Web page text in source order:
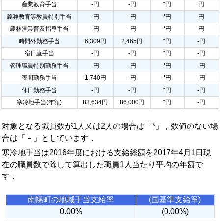
産業教育手当
-円 -円 *円
円
義務教育等教員特別手当
-円 -円 *円
円
農林漁業普及指導手当
-円 -円 *円
円
時間外勤務手当
6,309円 2,465円 *円
-円
宿日直手当
-円 -円 *円
-円
管理職員特別勤務手当
-円 -円 *円
-円
夜間勤務手当
1,740円 -円 *円
-円
休日勤務手当
-円 -円 *円
-円
寒冷地手当(年額)
83,634円 86,000円 *円 -円
対象となる職員数が1人又は2人の場合は「*」，数値のない場
合は「－」としています．
寒冷地手当は2016年度における支給総額を2017年4月1日現
在の職員数で除して算出した職員1人当たり平均の年額で
す．
南幌町の地域手当支給率
(国基準支給率)
0.00%
(0.00%)